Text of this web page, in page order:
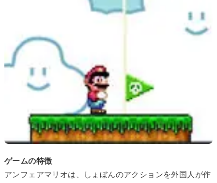
ゲームの特徴
アンフェアマリオは、しょぼんのアクションを外国人が作